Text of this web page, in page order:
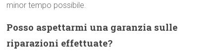
minor tempo possibile.
Posso aspettarmi una garanzia sulle
riparazioni effettuate?